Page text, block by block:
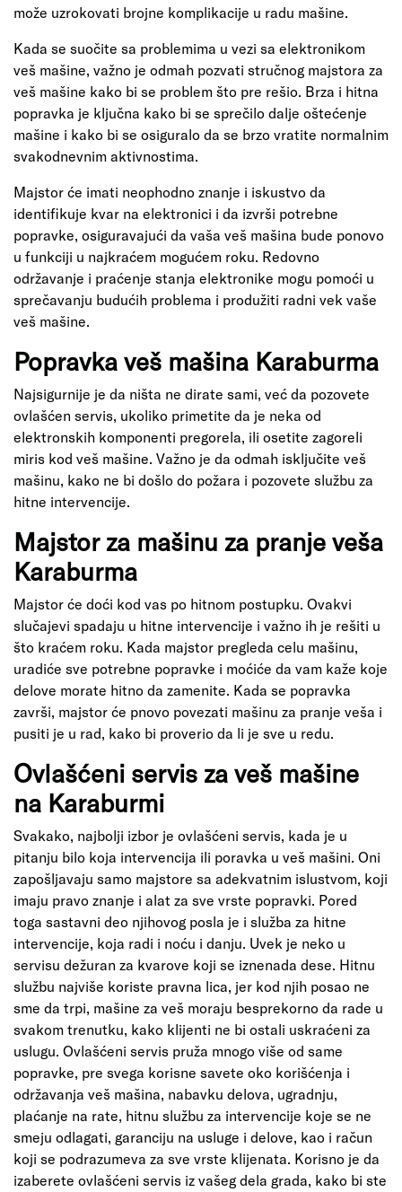
može uzrokovati brojne komplikacije u radu mašine.
Kada se suočite sa problemima u vezi sa elektronikom
veš mašine, važno je odmah pozvati stručnog majstora za
veš mašine kako bi se problem što pre rešio. Brza i hitna
popravka je ključna kako bi se sprečilo dalje oštećenje
mašine i kako bi se osiguralo da se brzo vratite normalnim
svakodnevnim aktivnostima.
Majstor će imati neophodno znanje i iskustvo da
identifikuje kvar na elektronici i da izvrši potrebne
popravke, osiguravajući da vaša veš mašina bude ponovo
u funkciji u najkraćem mogućem roku. Redovno
održavanje i praćenje stanja elektronike mogu pomoći u
sprečavanju budućih problema i produžiti radni vek vaše
veš mašine.
Popravka veš mašina Karaburma
Najsigurnije je da ništa ne dirate sami, već da pozovete
ovlašćen servis, ukoliko primetite da je neka od
elektronskih komponenti pregorela, ili osetite zagoreli
miris kod veš mašine. Važno je da odmah isključite veš
mašinu, kako ne bi došlo do požara i pozovete službu za
hitne intervencije.
Majstor za mašinu za pranje veša
Karaburma
Majstor će doći kod vas po hitnom postupku. Ovakvi
slučajevi spadaju u hitne intervencije i važno ih je rešiti u
što kraćem roku. Kada majstor pregleda celu mašinu,
uradiće sve potrebne popravke i moćiće da vam kaže koje
delove morate hitno da zamenite. Kada se popravka
završi, majstor će pnovo povezati mašinu za pranje veša i
pusiti je u rad, kako bi proverio da li je sve u redu.
Ovlašćeni servis za veš mašine
na Karaburmi
Svakako, najbolji izbor je ovlašćeni servis, kada je u
pitanju bilo koja intervencija ili poravka u veš mašini. Oni
zapošljavaju samo majstore sa adekvatnim islustvom, koji
imaju pravo znanje i alat za sve vrste popravki. Pored
toga sastavni deo njihovog posla je i služba za hitne
intervencije, koja radi i noću i danju. Uvek je neko u
servisu dežuran za kvarove koji se iznenada dese. Hitnu
službu najviše koriste pravna lica, jer kod njih posao ne
sme da trpi, mašine za veš moraju besprekorno da rade u
svakom trenutku, kako klijenti ne bi ostali uskraćeni za
uslugu. Ovlašćeni servis pruža mnogo više od same
popravke, pre svega korisne savete oko korišćenja i
održavanja veš mašina, nabavku delova, ugradnju,
plaćanje na rate, hitnu službu za intervencije koje se ne
smeju odlagati, garanciju na usluge i delove, kao i račun
koji se podrazumeva za sve vrste klijenata. Korisno je da
izaberete ovlašćeni servis iz vašeg dela grada, kako bi ste